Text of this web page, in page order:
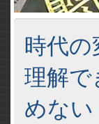
時代
理解
めない